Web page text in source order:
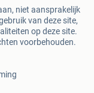
niet aansprakelijk
van deze site,
op deze site.
voorbehouden.